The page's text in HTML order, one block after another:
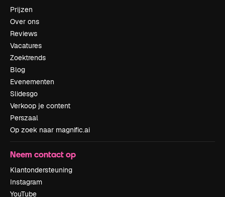
Prijzen
Over ons
Reviews
Vacatures
Zoektrends
Blog
Evenementen
Slidesgo
Verkoop je content
Perszaal
Op zoek naar magnific.ai
Neem contact op
Klantondersteuning
Instagram
YouTube